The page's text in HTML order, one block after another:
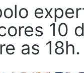
10
as